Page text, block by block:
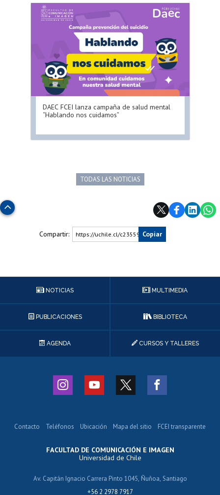
DAEC FCEI lanza campaña de salud mental
“Hablando nos cuidamos”
TODAS LAS NOTICIAS
Subir
Compartir: https://uchile.cl/c235594Copiar
NOTICIAS MULTIMEDIA
PUBLICACIONES BIBLIOTECA
AGENDA CURSOS Y TALLERES
FACULTAD DE COMUNICACIÓN E IMAGEN
Universidad de Chile
Av. Capitán Ignacio Carrera Pinto 1045, Ñuñoa, Santiago
+56 2 2978 7917
Contacto Teléfonos Ubicación Mapa del sitio FCEI transparente